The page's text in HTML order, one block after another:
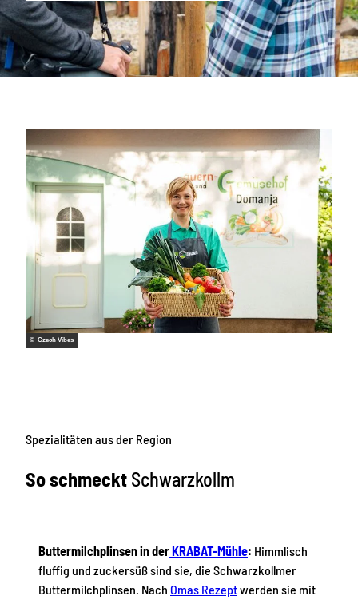
© Czech Vibes
Spezialitäten aus der Region
So schmeckt Schwarzkollm
Buttermilchplinsen in derKRABAT-Mühle: Himmlisch
fluffig und zuckersüß sind sie, die Schwarzkollmer
Buttermilchplinsen. Nach Omas Rezeptwerden sie mit